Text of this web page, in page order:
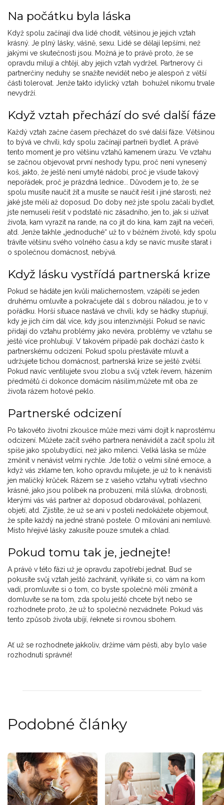
Na počátku byla láska
Když spolu začínají dva lidé chodit, většinou je jejich vztah
krásný. Je plný lásky, vášně, sexu. Lidé se dělají lepšími, než
jakými ve skutečnosti jsou. Možná je to právě proto, že se
opravdu milují a chtějí, aby jejich vztah vydržel. Partnerovy či
partnerčiny neduhy se snažíte nevidět nebo je alespoň z větší
části tolerovat. Jenže takto idylický vztah bohužel nikomu trvale
nevydrží.
Když vztah přechází do své další fáze
Každý vztah začne časem přecházet do své další fáze. Většinou
to bývá ve chvíli, kdy spolu začínají partneři bydlet. A právě
tento moment je pro většinu vztahů kamenem úrazu. Ve vztahu
se začnou objevovat první neshody typu, proč není vynesený
koš, jakto, že ještě není umyté nádobí, proč je všude takový
nepořádek, proč je prázdná lednice... Důvodem je to, že se
spolu musíte naučit žít a musíte se naučit řešit i jiné starosti, než
jaké jste měli až doposud. Do doby než jste spolu začali bydlet,
jste nemuseli řešit v podstatě nic zásadního, jen to, jak si užívat
života, kam vyrazit na rande, na co jít do kina, kam zajít na večeři,
atd. Jenže takhle „jednoduché“ už to v běžném životě, kdy spolu
trávíte většinu svého volného času a kdy se navíc musíte starat i
o společnou domácnost, nebývá.
Když lásku vystřídá partnerská krize
Pokud se hádáte jen kvůli malichernostem, vzápětí se jeden
druhému omluvíte a pokračujete dál s dobrou náladou, je to v
pořádku. Horší situace nastává ve chvíli, kdy se hádky stupňují,
kdy je jich čím dál více, kdy jsou intenzivnější. Pokud se navíc
přidají do vztahu problémy jako nevěra, problémy ve vztahu se
ještě více prohlubují. V takovém případě pak dochází často k
partnerskému odcizení. Pokud spolu přestáváte mluvit a
udržujete tichou domácnost, partnerská krize se ještě zvětší.
Pokud navíc ventilujete svou zlobu a svůj vztek řevem, házením
předmětů či dokonce domácím násilím,můžete mít oba ze
života rázem hotové peklo.
Partnerské odcizení
Po takovéto životní zkoušce může mezi vámi dojít k naprostému
odcizení. Můžete začít svého partnera nenávidět a začít spolu žít
spíše jako spolubydlící, než jako milenci. Velká láska se může
změnit v nenávist velmi rychle. Jde totiž o velmi silné emoce, a
když vás zklame ten, koho opravdu milujete, je už to k nenávisti
jen maličký krůček. Rázem se z vašeho vztahu vytratí všechno
krásné, jako jsou polibek na probuzení, milá slůvka, drobnosti,
kterými vás váš partner až doposud obdarovával, pohlazení,
objetí, atd. Zjistíte, že už se ani v posteli nedokážete objemout,
že spíte každý na jedné straně postele. O milování ani nemluvě.
Místo hřejivé lásky zakusíte pouze smutek a chlad.
Pokud tomu tak je, jednejte!
A právě v této fázi už je opravdu zapotřebí jednat. Buď se
pokusíte svůj vztah ještě zachránit, vyříkáte si, co vám na kom
vadí, promluvíte si o tom, co byste společně měli změnit a
domluvíte se na tom, zda spolu ještě chcete být nebo se
rozhodnete proto, že už to společně nezvádnete. Pokud vás
tento způsob života ubíjí, řeknete si rovnou sbohem.
Ať už se rozhodnete jakkoliv, držíme vám pěsti, aby bylo vaše
rozhodnutí správné!
Podobné články